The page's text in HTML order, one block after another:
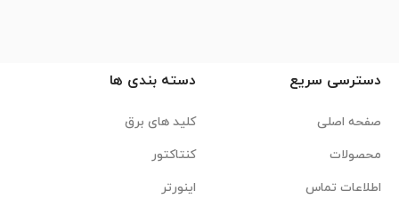
دسترسی سریع
صفحه اصلی
محصولات
اطلاعات تماس
دسته بندی ها
کلید های برق
کنتاکتور
اینورتر